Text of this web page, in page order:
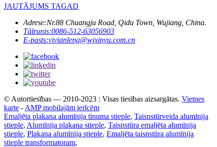
JAUTĀJUMS TAGAD
Adrese:Nr.88 Chuangju Road, Qidu Town, Wujiang, China.
Tālrunis:0086-512-63056903
E-pasts:vivianleng@wjxinyu.com.cn
© Autortiesības — 2010-2023 : Visas tiesības aizsargātas. Vietnes
karte - AMP mobilajām ierīcēm
Emaljēta plakana alumīnija tinuma stieple, Taisnstūrveida alumīnija
stieple, Alumīnija plakana stieple, Taisnstūra emaljēta alumīnija
stieple, Plakana alumīnija stieple, Emaljēta taisnstūra alumīnija
stieple transformatoram,